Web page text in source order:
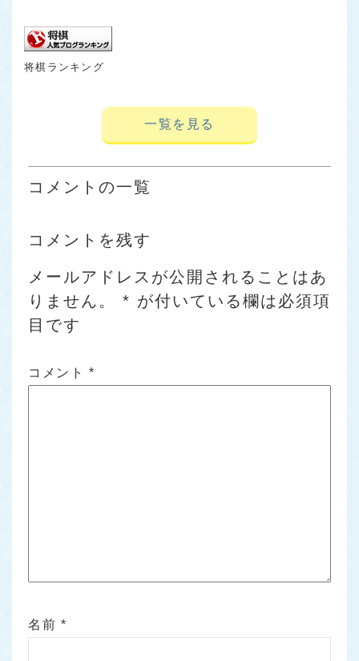
将棋ランキング
一覧を見る
コメントの一覧
コメントを残す
メールアドレスが公開されることはあ
りません。
* が付いている欄は必須項
目です
コメント *
名前 *